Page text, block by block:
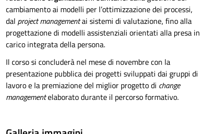
cambiamento ai modelli per l’ottimizzazione dei processi,
dal project managementai sistemi di valutazione, fino alla
progettazione di modelli assistenziali orientati alla presa in
carico integrata della persona.
Il corso si concluderà nel mese di novembre con la
presentazione pubblica dei progetti sviluppati dai gruppi di
lavoro e la premiazione del miglior progetto di change
managementelaborato durante il percorso formativo.